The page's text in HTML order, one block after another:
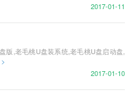
2017-01-11
版,老毛桃U盘装系统,老毛桃U盘启动盘,
2017-01-10